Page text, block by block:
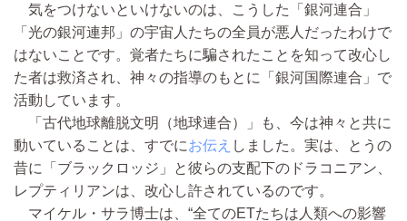
気をつけないといけないのは、こうした「銀河連合」
「光の銀河連邦」の宇宙人たちの全員が悪人だったわけで
はないことです。覚者たちに騙されたことを知って改心し
た者は救済され、神々の指導のもとに「銀河国際連合」で
活動しています。
「古代地球離脱文明（地球連合）」も、今は神々と共に
動いていることは、すでにお伝え しました。実は、とうの
昔に「ブラックロッジ」と彼らの支配下のドラコニアン、
レプティリアンは、改心し許されているのです。
マイケル・サラ博士は、“全てのETたちは人類への影響